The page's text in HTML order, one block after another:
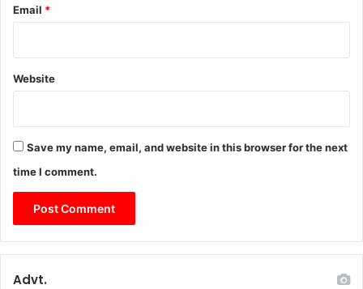
Email *
Website
Save my name, email, and website in this browser for the next
time I comment.
Advt.